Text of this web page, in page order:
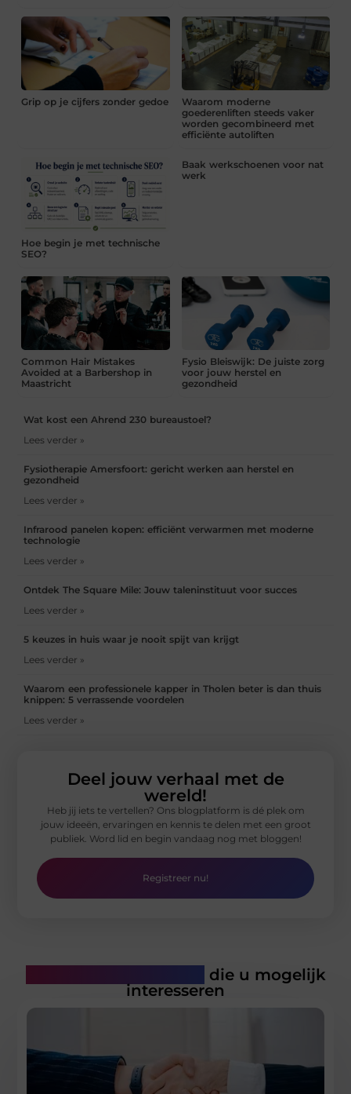
Grip op je cijfers zonder gedoe
Waarom moderne
goederenliften steeds vaker
worden gecombineerd met
efficiënte autoliften
Hoe begin je met technische
SEO?
Baak werkschoenen voor nat
werk
Common Hair Mistakes
Avoided at a Barbershop in
Maastricht
Fysio Bleiswijk: De juiste zorg
voor jouw herstel en
gezondheid
Wat kost een Ahrend 230 bureaustoel?
Lees verder »
Fysiotherapie Amersfoort: gericht werken aan herstel en
gezondheid
Lees verder »
Infrarood panelen kopen: efficiënt verwarmen met moderne
technologie
Lees verder »
Ontdek The Square Mile: Jouw taleninstituut voor succes
Lees verder »
5 keuzes in huis waar je nooit spijt van krijgt
Lees verder »
Waarom een professionele kapper in Tholen beter is dan thuis
knippen: 5 verrassende voordelen
Lees verder »
Deel jouw verhaal met de
wereld!
Heb jij iets te vertellen? Ons blogplatform is dé plek om
jouw ideeën, ervaringen en kennis te delen met een groot
publiek. Word lid en begin vandaag nog met bloggen!
Registreer nu!
die u mogelijk
interesseren